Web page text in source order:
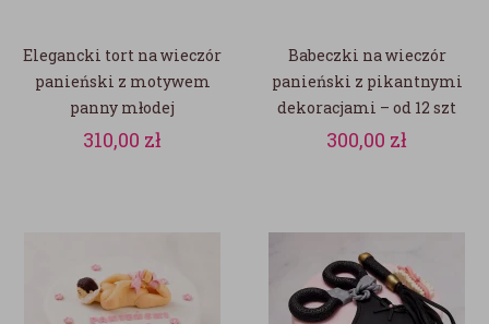
Elegancki tort na wieczór
panieński z motywem
panny młodej
310,00 zł
Babeczki na wieczór
panieński z pikantnymi
dekoracjami – od 12 szt
300,00 zł